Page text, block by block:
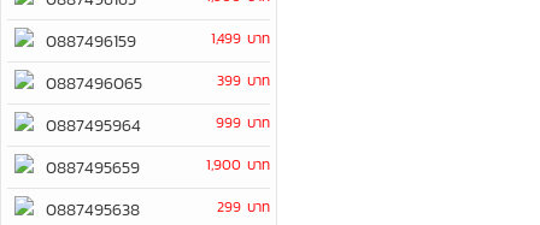
0887496159 1,499 บาท
0887496065 399 บาท
0887495964 999 บาท
0887495659 1,900 บาท
0887495638 299 บาท